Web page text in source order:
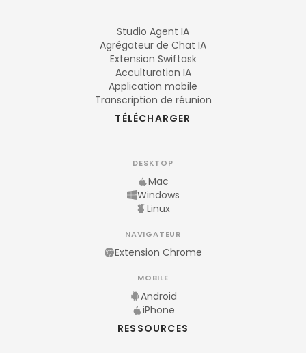
Studio Agent IA
Agrégateur de Chat IA
Extension Swiftask
Acculturation IA
Application mobile
Transcription de réunion
TÉLÉCHARGER
DESKTOP
Mac
Windows
Linux
NAVIGATEUR
Extension Chrome
MOBILE
Android
iPhone
RESSOURCES